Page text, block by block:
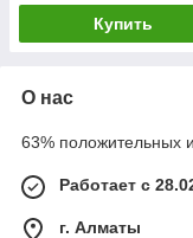
Купить
О нас
63% положительных
Работает с
г. Алматы